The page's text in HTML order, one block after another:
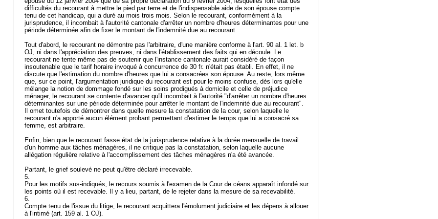
difficultés du recourant à mettre le pied par terre et de l'indispensable aide de son épouse compte
tenu de cet handicap, qui a duré au mois trois mois. Selon le recourant, conformément à la
jurisprudence, il incombait à l'autorité cantonale d'arrêter un nombre d'heures déterminantes pour une
période déterminée afin de fixer le montant de l'indemnité due au recourant.
Tout d'abord, le recourant ne démontre pas l'arbitraire, d'une manière conforme à l'art. 90 al. 1 let. b
OJ, ni dans l'appréciation des preuves, ni dans l'établissement des faits qui en découle. Le
recourant ne tente même pas de soutenir que l'instance cantonale aurait considéré de façon
insoutenable que le tarif horaire invoqué à concurrence de 30 fr. n'était pas établi. En effet, il ne
discute que l'estimation du nombre d'heures que lui a consacrées son épouse. Au reste, lors même
que, sur ce point, l'argumentation juridique du recourant est pour le moins confuse, dès lors qu'elle
mélange la notion de dommage fondé sur les soins prodigués à domicile et celle de préjudice
ménager, le recourant se contente d'avancer qu'il incombait à l'autorité "d'arrêter un nombre d'heures
déterminantes sur une période déterminée pour arrêter le montant de l'indemnité due au recourant".
Il omet toutefois de démontrer dans quelle mesure la constatation de la cour, selon laquelle le
recourant n'a apporté aucun élément probant permettant d'estimer le temps que lui a consacré sa
femme, est arbitraire.
Enfin, bien que le recourant fasse état de la jurisprudence relative à la durée mensuelle de travail
d'un homme aux tâches ménagères, il ne critique pas la constatation, selon laquelle aucune
allégation régulière relative à l'accomplissement des tâches ménagères n'a été avancée.
Partant, le grief soulevé ne peut qu'être déclaré irrecevable.
5.
Pour les motifs sus-indiqués, le recours soumis à l'examen de la Cour de céans apparaît infondé sur
les points où il est recevable. Il y a lieu, partant, de le rejeter dans la mesure de sa recevabilité.
6.
Compte tenu de l'issue du litige, le recourant acquittera l'émolument judiciaire et les dépens à allouer
à l'intimé (art. 159 al. 1 OJ).